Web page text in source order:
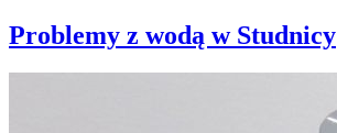
Problemy z wodą w Studnicy